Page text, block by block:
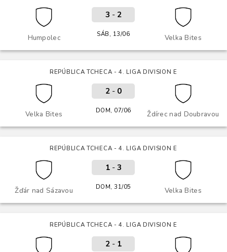
Humpolec Velka Bites
3 - 2
SÁB, 13/06
REPÚBLICA TCHECA - 4. LIGA DIVISION E
Velka Bites Ždírec nad Doubravou
2- 0
DOM, 07/06
REPÚBLICA TCHECA - 4. LIGA DIVISION E
Žďár nad Sázavou Velka Bites
1- 3
DOM, 31/05
REPÚBLICA TCHECA - 4. LIGA DIVISION E
2- 1